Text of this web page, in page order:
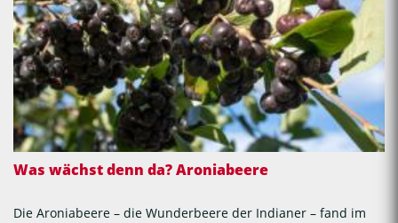
Was wächst denn da? Aroniabeere
Die Aroniabeere – die Wunderbeere der Indianer – fand im